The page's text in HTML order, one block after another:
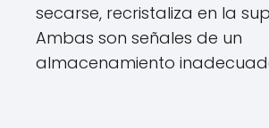
secarse, recristaliza en la
Ambas son señales de un
almacenamiento